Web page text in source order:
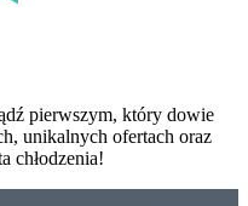
pierwszym, który dowie
unikalnych ofertach oraz
chłodzenia!